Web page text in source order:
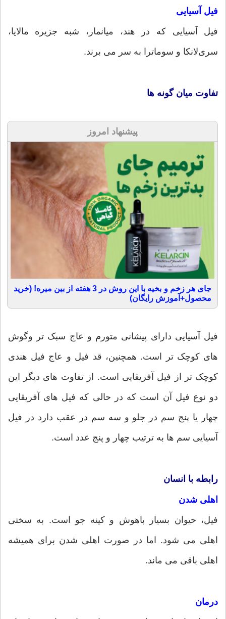
فیل آسیایی
فیل آسیایی که در هند، میانمار، شبه جزیره مالایا،
سری‌لانکا و سوماترا به سر می برند.
تفاوت میان گونه ها
پیشنهاد امروز
جای هر زخم و بخیه با این روش در 3 هفته از بین میره! (خرید
محصول+آموزش رایگان)
فیل آسیایی دارای پیشانی متورم و عاج سبک تر وگوش
های کوچک تر است. همچنین، قد فیل و عاج فیل هندی
کوچک تر از فیل آفریقایی است. از تفاوت های دیگر این
دو نوع فیل آن است که در حالی که فیل های آفریقایی
چهار یا پنج سم در جلو و سه سم در عقب دارد در فیل
آسیایی سم ها به ترتیب چهار و پنج عدد است.
رابطه با انسان
اهلی شدن
فیل، حیوان بسیار باهوش و کینه جو است. به سختی
اهلی می شود. اما در صورت اهلی شدن برای همیشه
اهلی باقی می ماند.
درمان